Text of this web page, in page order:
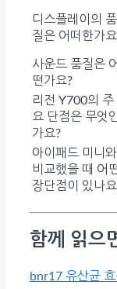
디스플레이의 품
질은 어떠한가
사운드 품질은 어
떤가요?
리전 Y700의 주
요 단점은 무엇인
가요?
아이패드 미니와
비교했을 때 어
장단점이 있나
함께 읽으
bnr17 유산균